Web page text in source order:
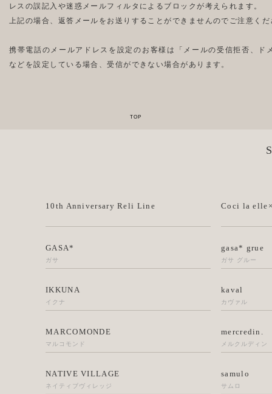
レスの誤記入や迷惑メールフィルタによるブロックが考えられます。
上記の場合、返答メールをお送りすることができませんのでご注意くだ
携帯電話のメールアドレスを設定のお客様は「メールの受信拒否、ド
などを設定している場合、受信ができない場合があります。
10th Anniversary Reli Line Coci la
GASA*
ガサ
gasa* grue
ガサ グルー
IKKUNA
イクナ
kaval
カヴァル
MARCOMONDE
マルコモンド
mercredin.
メルクルディン
NATIVE VILLAGE
ネイティブヴィレッジ
samulo
サムロ